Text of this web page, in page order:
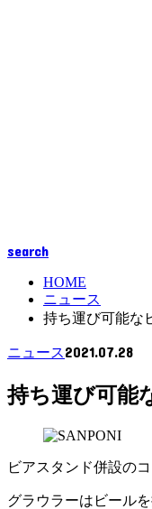
search
HOME
ニュース
持ち運び可能な
ニュース2021.07.28
持ち運び可能
ビアスタンド併設の
グラウラーはビール